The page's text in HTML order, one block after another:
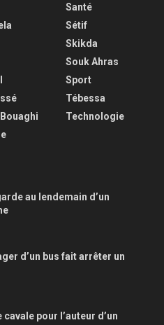
Santé
Sétif
Skikda
Souk Ahras
Sport
Tébessa
Technologie
au lendemain d’un
d’un bus fait arrêter un
cavale pour l’auteur d’un